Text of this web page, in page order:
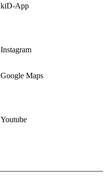
kiD-App
Instagram
Google Maps
Youtube